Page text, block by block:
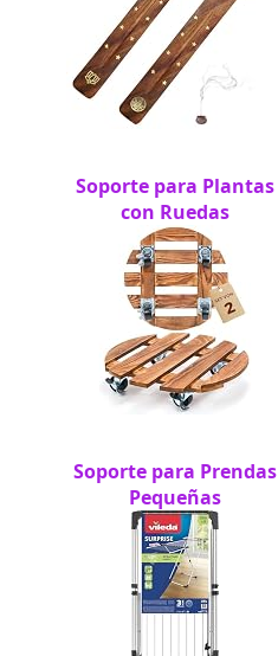
Soporte para Plantas
con Ruedas
Soporte para Prendas
Pequeñas